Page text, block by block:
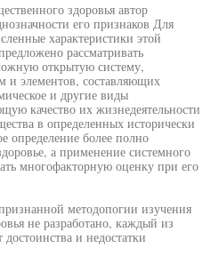
здоровья автор
его признаков Для
характеристики этой
рассматривать
открытую систему,
элементов, составляющих
и другие виды
качество их жизнедеятельности
в определенных исторически
определение более полно
а применение системного
многофакторную оценку при его
методопогии изучения
не разработано, каждый из
и недостатки